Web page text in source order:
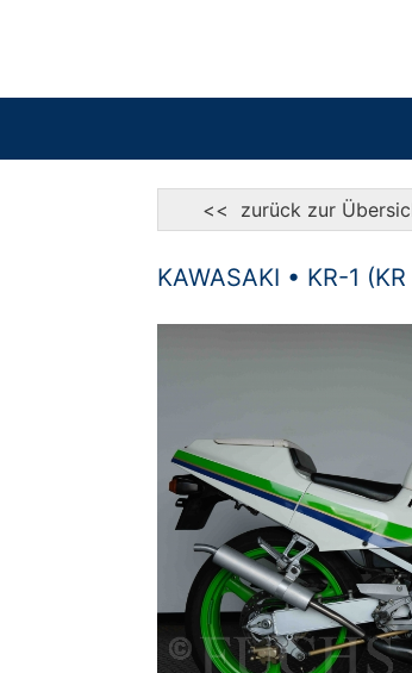
<< zurück zur
KAWASAKI • KR-1